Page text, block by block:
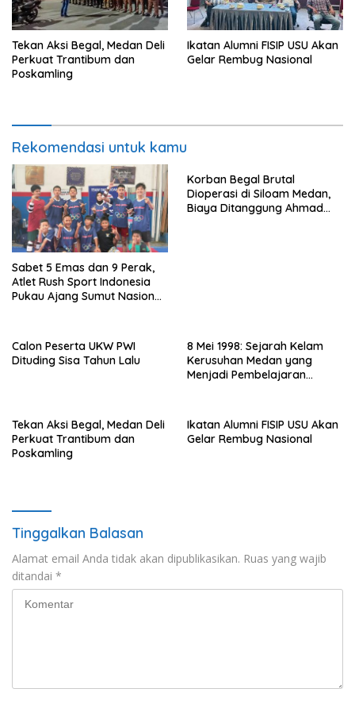
Tekan Aksi Begal, Medan Deli
Perkuat Trantibum dan
Poskamling
Ikatan Alumni FISIP USU Akan
Gelar Rembug Nasional
Rekomendasi untuk kamu
Sabet 5 Emas dan 9 Perak,
Atlet Rush Sport Indonesia
Pukau Ajang Sumut Nasional
Korban Begal Brutal
Dioperasi di Siloam Medan,
Biaya Ditanggung Ahmad
Calon Peserta UKW PWI
Dituding Sisa Tahun Lalu
8 Mei 1998: Sejarah Kelam
Kerusuhan Medan yang
Menjadi Pembelajaran
Tekan Aksi Begal, Medan Deli
Perkuat Trantibum dan
Poskamling
Ikatan Alumni FISIP USU Akan
Gelar Rembug Nasional
Tinggalkan Balasan
Alamat email Anda tidak akan dipublikasikan. Ruas yang wajib
ditandai *